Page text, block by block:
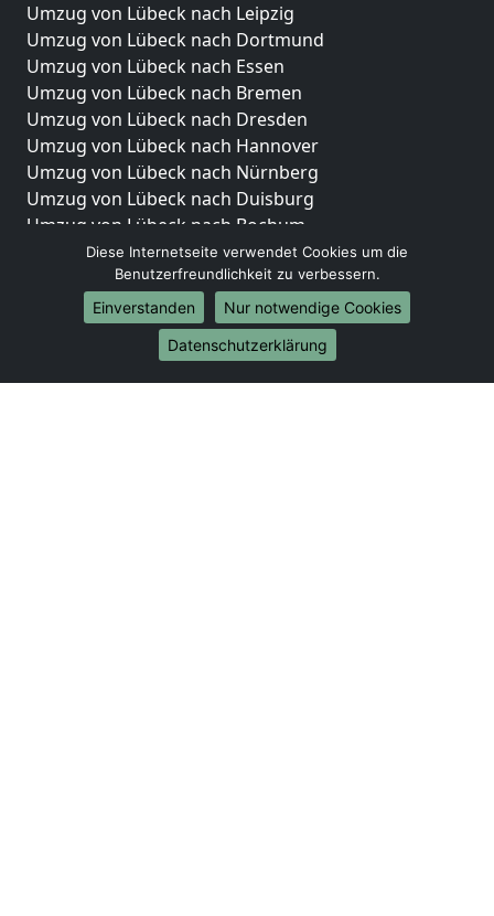
Umzug von Lübeck nach Leipzig
Umzug von Lübeck nach Dortmund
Umzug von Lübeck nach Essen
Umzug von Lübeck nach Bremen
Umzug von Lübeck nach Dresden
Umzug von Lübeck nach Hannover
Umzug von Lübeck nach Nürnberg
Umzug von Lübeck nach Duisburg
Umzug von Lübeck nach Bochum
Umzug von Lübeck nach Wuppertal
Umzug von Lübeck nach Bielefeld
Umzug von Lübeck nach Bonn
Umzug von Lübeck nach Münster
Diese Internetseite verwendet Cookies um die
Benutzerfreundlichkeit zu verbessern.
Einverstanden
Nur notwendige Cookies
Datenschutzerklärung